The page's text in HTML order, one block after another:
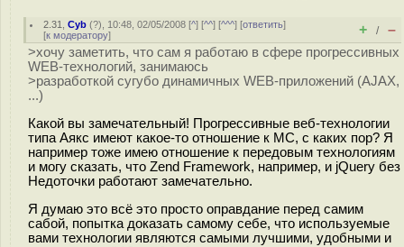
2.31 ,Cyb (?), 10:48, 02/05/2008 [^] [^^] [^^^] [ответить]
[к модератору] + / –
>хочу заметить, что сам я работаю в сфере прогрессивных
WEB-технологий, занимаюсь
>разработкой сугубо динамичных WEB-приложений (AJAX,
...)
Какой вы замечательный! Прогрессивные веб-технологии
типа Аякс имеют какое-то отношение к МС, с каких пор? Я
например тоже имею отношение к передовым технологиям
и могу сказать, что Zend Framework, например, и jQuery без
Недоточки работают замечательно.
Я думаю это всё это просто оправдание перед самим
сабой, попытка доказать самому себе, что используемые
вами технологии являются самыми лучшими, удобными и